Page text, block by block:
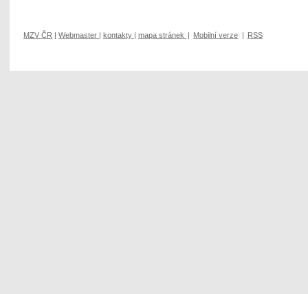
MZV ČR | Webmaster | kontakty | mapa stránek | Mobilní verze | RSS